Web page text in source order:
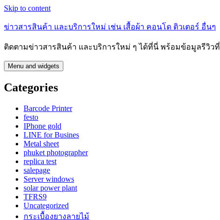
Skip to content
ข่าวสารสินค้า และบริการใหม่ เช่น เสื้อผ้า คอนโด ติวเตอร์ อื่นๆ
ติดตามข่าวสารสินค้า และบริการใหม่ ๆ ได้ที่นี่ พร้อมข้อมูลรีวิว
Menu and widgets
Categories
Barcode Printer
festo
IPhone gold
LINE for Busines
Metal sheet
phuket photographer
replica test
salepage
Server windows
solar power plant
TFRS9
Uncategorized
กระเบื้องยางลายไม้